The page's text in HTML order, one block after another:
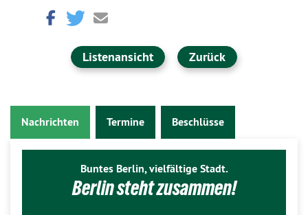
Listenansicht Zurück
Nachrichten Termine Beschlüsse
Buntes Berlin, vielfältige Stadt.
Berlin steht zusammen!